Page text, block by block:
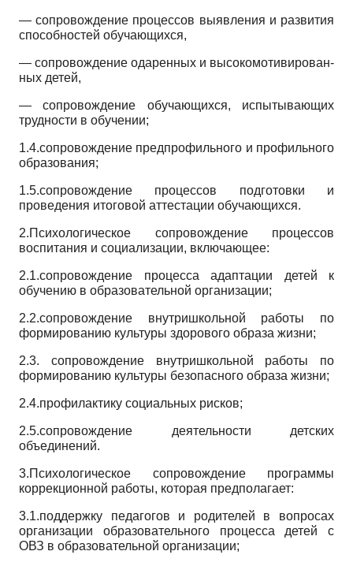
—сопровождение процессов выявления и развития
способностей обучающихся,
— сопровождение одаренных и высокомотивирован­
ных детей,
—сопровождение обучающихся, испытывающих
трудности в обучении;
1.4.сопровождение предпрофильного и профильного
образования;
1.5.сопровождение процессов подготовки и
проведения итоговой аттестации обучающихся.
2.Психологическое сопровождение процессов
воспитания и социализации, включающее:
2.1.сопровождение процесса адаптации детей к
обучению в образовательной организации;
2.2.сопровождение внутришкольной работы по
формированию культуры здорового образа жизни;
2.3. сопровождение внутришкольной работы по
формированию культуры безопасного образа жизни;
2.4.профилактику социальных рисков;
2.5.сопровождение деятельности детских
объединений.
3.Психологическое сопровождение программы
коррекционной работы, которая предполагает:
3.1.поддержку педагогов и родителей в вопросах
организации образовательного процесса детей с
ОВЗ в образовательной организации;